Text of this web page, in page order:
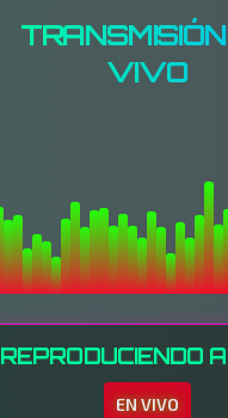
VIVO
REPRODUCIENDO
EN VIVO